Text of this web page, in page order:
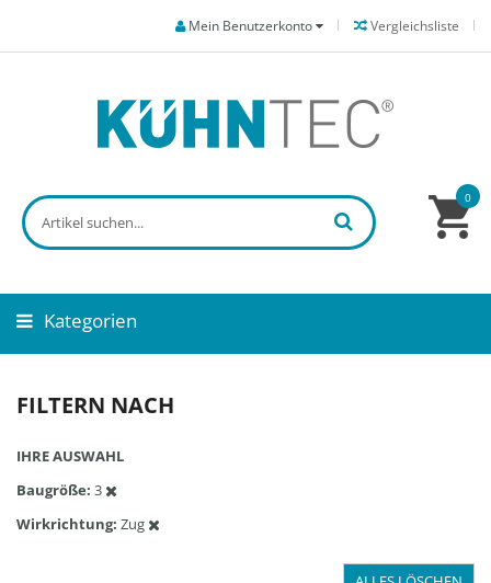
Vergleichsliste
Mein Benutzerkonto
0
Kategorien
FILTERN NACH
IHRE AUSWAHL
Baugröße 3
Wirkrichtung Zug